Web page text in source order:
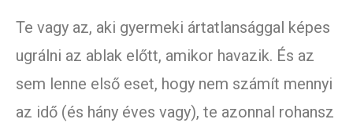
Te vagy az, aki gyermeki ártatlansággal képes
ugrálni az ablak előtt, amikor havazik. És az
sem lenne első eset, hogy nem számít mennyi
az idő (és hány éves vagy), te azonnal rohansz